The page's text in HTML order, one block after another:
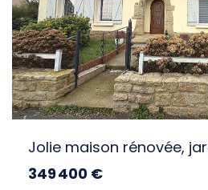
3065m2
Jolie maison rénovée,
349 400 €